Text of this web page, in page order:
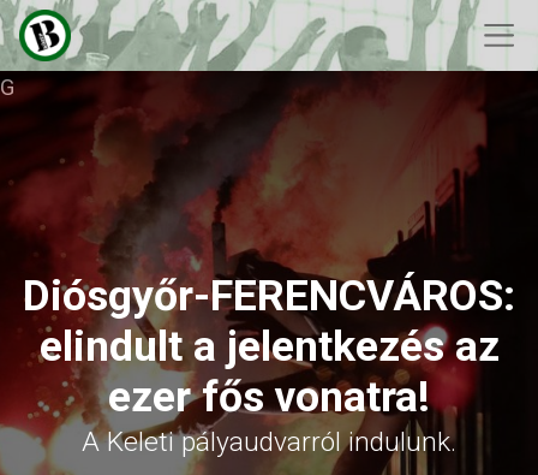
G
Diósgyőr-FERENCVÁROS:
elindult a jelentkezés az
ezer fős vonatra!
A Keleti pályaudvarról indulunk.